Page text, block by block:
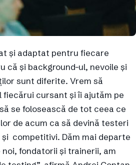
și adaptat pentru fiecare
că și background-ul, nevoile și
sunt diferite. Vrem să
cursant și îi ajutăm pe
se folosească de tot ceea ce
de acum ca să devină testeri
competitivi. Dăm mai departe
fondatorii și trainerii, am